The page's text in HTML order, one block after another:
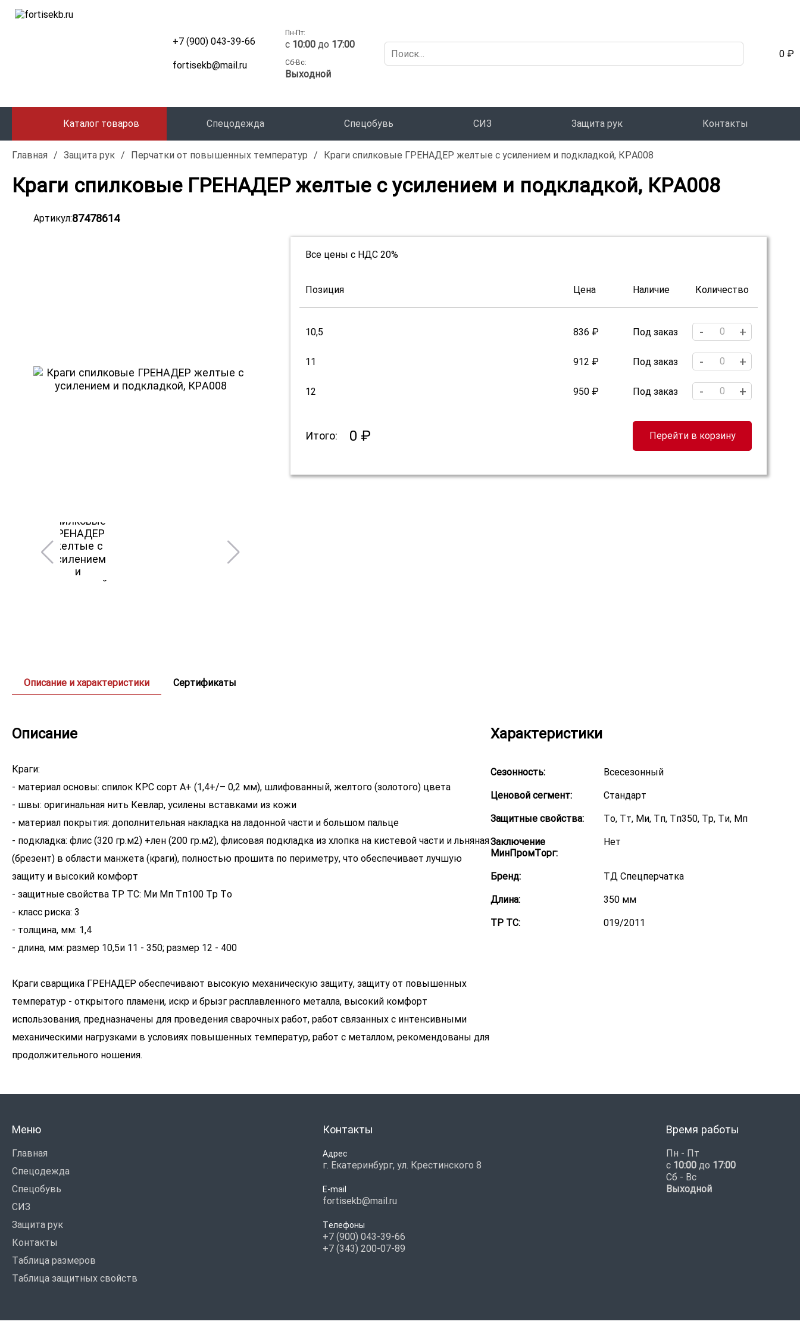
+7 (900) 043-39-66
fortisekb@mail.ru
Пн-Пт:
c 10:00 до 17:00
Сб-Вс:
Выходной
0 ₽
Каталог товаров Спецодежда Спецобувь СИЗ Защита рук Контакты
Главная / Защита рук / Перчатки от повышенных температур / Краги спилковые ГРЕНАДЕР желтые с усилением и подкладкой, КРА008
Краги спилковые ГРЕНАДЕР желтые с усилением и подкладкой, КРА008
Артикул:87478614
Все цены с НДС 20%
Позиция Цена Наличие Количество
10,5 836 ₽ Под заказ - +
11 912 ₽ Под заказ - +
12 950 ₽ Под заказ - +
Итого: 0 ₽ Перейти в корзину
Описание и характеристики Сертификаты
Описание
Краги:
- материал основы: спилок КРС сорт А+ (1,4+/– 0,2 мм), шлифованный, желтого (золотого) цвета
- швы: оригинальная нить Кевлар, усилены вставками из кожи
- материал покрытия: дополнительная накладка на ладонной части и большом пальце
- подкладка: флис (320 гр.м2) +лен (200 гр.м2), флисовая подкладка из хлопка на кистевой части и льняная
(брезент) в области манжета (краги), полностью прошита по периметру, что обеспечивает лучшую
защиту и высокий комфорт
- защитные свойства ТР ТС: Ми Мп Тп100 Тр То
- класс риска: 3
- толщина, мм: 1,4
- длина, мм: размер 10,5и 11 - 350; размер 12 - 400
Краги сварщика ГРЕНАДЕР обеспечивают высокую механическую защиту, защиту от повышенных
температур - открытого пламени, искр и брызг расплавленного металла, высокий комфорт
использования, предназначены для проведения сварочных работ, работ связанных с интенсивными
механическими нагрузками в условиях повышенных температур, работ с металлом, рекомендованы для
продолжительного ношения.
Характеристики
Сезонность: Всесезонный
Ценовой сегмент: Стандарт
Защитные свойства: То, Тт, Ми, Тп, Тп350, Тр, Ти, Мп
Заключение
МинПромТорг:
Нет
Бренд: ТД Спецперчатка
Длина: 350 мм
ТР ТС: 019/2011
Меню
Главная
Спецодежда
Спецобувь
СИЗ
Защита рук
Контакты
Таблица размеров
Таблица защитных свойств
Контакты
Адрес
г. Екатеринбург, ул. Крестинского 8
E-mail
fortisekb@mail.ru
Телефоны
+7 (900) 043-39-66
+7 (343) 200-07-89
Время работы
Пн - Пт
с 10:00 до 17:00
Сб - Вс
Выходной